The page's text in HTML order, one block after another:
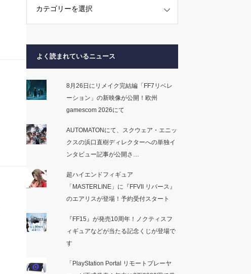
よく読まれているニュース
8月26日にリメイク完結編「FF7リベレ
ーション」の新映像が公開！欧州
gamescom 2026にて
AUTOMATONにて、スクウェア・エニッ
クスの浜口直樹ディレクターへの単独イ
ンタビュー記事が公開さ…
超ハイエンドフィギュア
「MASTERLINE」に『FFVII リバース』
のエアリスが登場！予約受付スタート
『FF15』が発売10周年！ノクティスフ
ィギュアなどが当たる記念くじが登場で
す
「PlayStation Portal リモートプレーヤ